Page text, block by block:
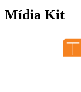
Mídia Kit